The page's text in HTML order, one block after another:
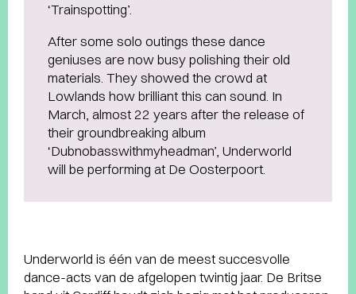
‘Trainspotting’.
After some solo outings these dance
geniuses are now busy polishing their old
materials. They showed the crowd at
Lowlands how brilliant this can sound. In
March, almost 22 years after the release of
their groundbreaking album
‘Dubnobasswithmyheadman’, Underworld
will be performing at De Oosterpoort.
Underworld is één van de meest succesvolle
dance-acts van de afgelopen twintig jaar. De Britse